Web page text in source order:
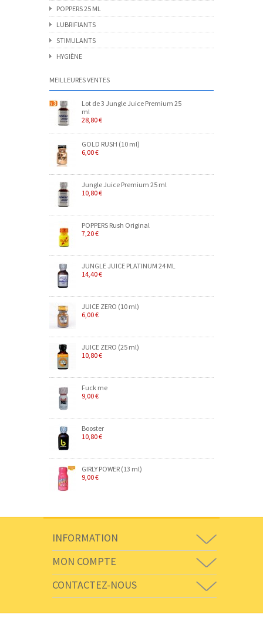
POPPERS 25 ML
LUBRIFIANTS
STIMULANTS
HYGIÈNE
MEILLEURES VENTES
Lot de 3 Jungle Juice Premium 25
ml
28,80 €
GOLD RUSH (10 ml)
6,00 €
Jungle Juice Premium 25 ml
10,80 €
POPPERS Rush Original
7,20 €
JUNGLE JUICE PLATINUM 24 ML
14,40 €
JUICE ZERO (10 ml)
6,00 €
JUICE ZERO (25 ml)
10,80 €
Fuck me
9,00 €
Booster
10,80 €
GIRLY POWER (13 ml)
9,00 €
INFORMATION
MON COMPTE
CONTACTEZ-NOUS